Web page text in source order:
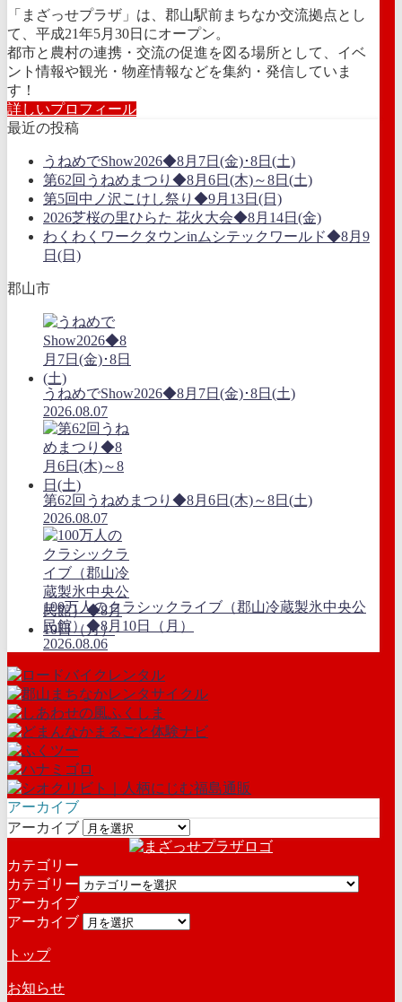
「まざっせプラザ」は、郡山駅前まちなか交流拠点とし
て、平成21年5月30日にオープン。
都市と農村の連携・交流の促進を図る場所として、イベ
ント情報や観光・物産情報などを集約・発信していま
す！
詳しいプロフィール
最近の投稿
うねめでShow2026◆8月7日(金)･8日(土)
第62回うねめまつり◆8月6日(木)～8日(土)
第5回中ノ沢こけし祭り◆9月13日(日)
2026芝桜の里ひらた 花火大会◆8月14日(金)
わくわくワークタウンinムシテックワールド◆8月9
日(日)
郡山市
うねめでShow2026◆8月7日(金)･8日(土)
2026.08.07
第62回うねめまつり◆8月6日(木)～8日(土)
2026.08.07
100万人のクラシックライブ（郡山冷蔵製氷中央公
民館）◆8月10日（月）
2026.08.06
アーカイブ
アーカイブ
カテゴリー
カテゴリー
アーカイブ
アーカイブ
トップ
お知らせ